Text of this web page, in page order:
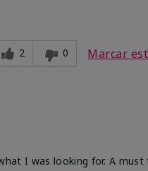
2 0 Marcar
I was looking for. A must